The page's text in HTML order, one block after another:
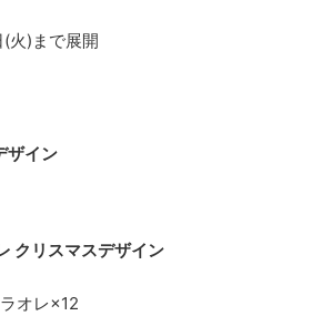
火)まで展開
ザイン
クリスマスデザイン
オレ×12